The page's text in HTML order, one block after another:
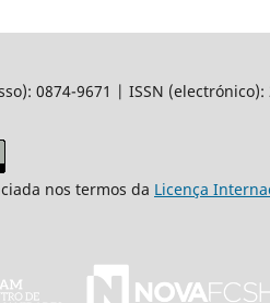
0874-9671 | ISSN (electrónico):
nos termos da Licença